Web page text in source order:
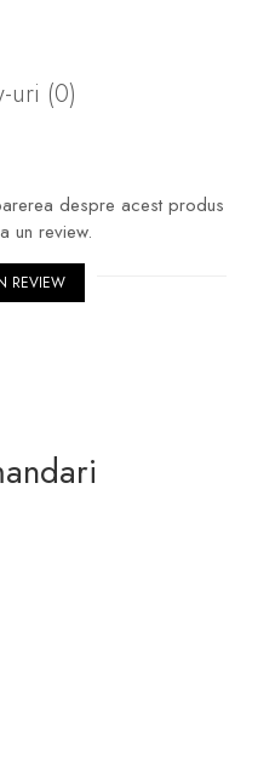
uri (0)
despre acest produs
un review.
REVIEW